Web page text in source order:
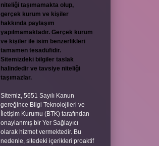
niteliği taşımamakta olup,
gerçek kurum ve kişiler
hakkında paylaşım
yapılmamaktadır. Gerçek kurum
ve kişiler ile isim benzerlikleri
tamamen tesadüfidir.
Sitemizdeki bilgiler taslak
halindedir ve tavsiye niteliği
taşımazlar.
Sitemiz, 5651 Sayılı Kanun
gereğince Bilgi Teknolojileri ve
İletişim Kurumu (BTK) tarafından
onaylanmış bir Yer Sağlayıcı
olarak hizmet vermektedir. Bu
nedenle, sitedeki içerikleri proaktif